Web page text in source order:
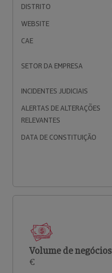
DISTRITO
WEBSITE
CAE
SETOR DA EMPRESA
INCIDENTES JUDICIAIS
ALERTAS DE ALTERAÇÕES
RELEVANTES
DATA DE CONSTITUIÇÃO
Volume de negócios
€